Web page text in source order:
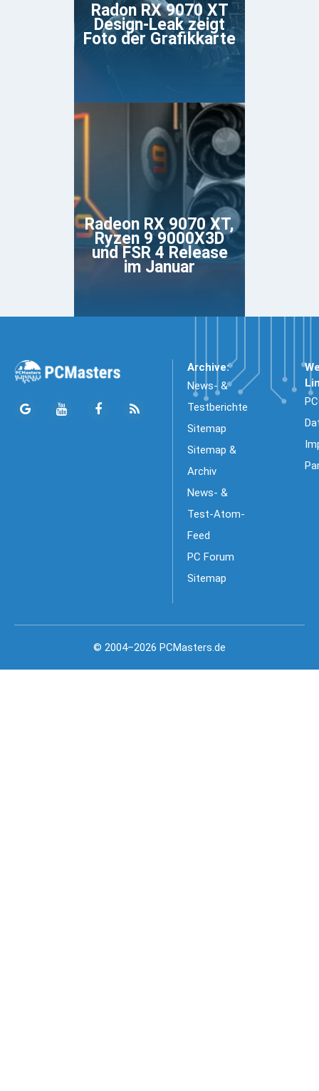
Radon RX 9070 XT
Design-Leak zeigt
Foto der Grafikkarte
Radeon RX 9070 XT,
Ryzen 9 9000X3D
und FSR 4 Release
im Januar
Archive:
News- &
Testberichte
Sitemap
Sitemap &
Archiv
News- &
Test-Atom-
Feed
PC Forum
Sitemap
© 2004–2026 PCMasters.de